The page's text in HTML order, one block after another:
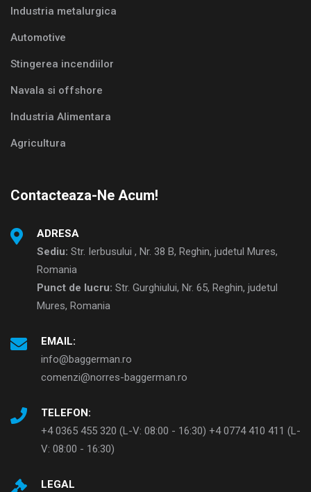
Industria metalurgica
Automotive
Stingerea incendiilor
Navala si offshore
Industria Alimentara
Agricultura
Contacteaza-Ne Acum!
ADRESA
Sediu: Str. Ierbusului , Nr. 38 B, Reghin, judetul Mures,
Romania
Punct de lucru: Str. Gurghiului, Nr. 65, Reghin, judetul
Mures, Romania
EMAIL:
info@baggerman.ro
comenzi@norres-baggerman.ro
TELEFON:
+4 0365 455 320 (L-V: 08:00 - 16:30) +4 0774 410 411 (L-
V: 08:00 - 16:30)
LEGAL